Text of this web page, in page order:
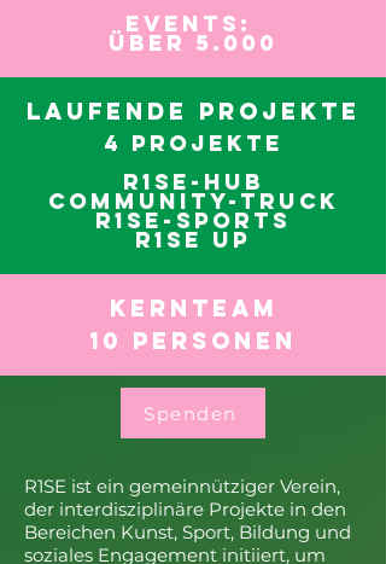
Events:
über 5.000
Laufende Projekte
4 Projekte
R1SE-Hub
CommUnity-Truck
R1SE-Sports
R1SE Up
Kernteam
10 Personen
Spenden
R1SE ist ein gemeinnütziger Verein,
der interdisziplinäre Projekte in den
Bereichen Kunst, Sport, Bildung und
soziales Engagement initiiert, um